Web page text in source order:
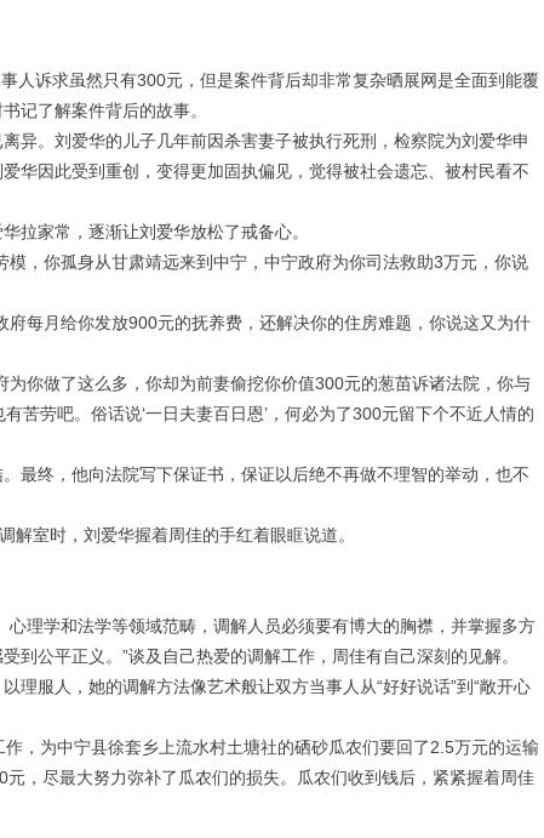
人诉求虽然只有300元，但是案件背后却非常复杂晒展网是全面到能覆
记了解案件背后的故事。
异。刘爱华的儿子几年前因杀害妻子被执行死刑，检察院为刘爱华申
华因此受到重创，变得更加固执偏见，觉得被社会遗忘、被村民看不
拉家常，逐渐让刘爱华放松了戒备心。
，你孤身从甘肃靖远来到中宁，中宁政府为你司法救助3万元，你说
每月给你发放900元的抚养费，还解决你的住房难题，你说这又为什
你做了这么多，你却为前妻偷挖你价值300元的葱苗诉诸法院，你与
苦劳吧。俗话说‘一日夫妻百日恩’，何必为了300元留下个不近人情的
最终，他向法院写下保证书，保证以后绝不再做不理智的举动，也不
解室时，刘爱华握着周佳的手红着眼眶说道。
理学和法学等领域范畴，调解人员必须要有博大的胸襟，并掌握多方
公平正义。”谈及自己热爱的调解工作，周佳有自己深刻的见解。
理服人，她的调解方法像艺术般让双方当事人从“好好说话”到“敞开心
，为中宁县徐套乡上流水村土塘社的硒砂瓜农们要回了2.5万元的运输
，尽最大努力弥补了瓜农们的损失。瓜农们收到钱后，紧紧握着周佳